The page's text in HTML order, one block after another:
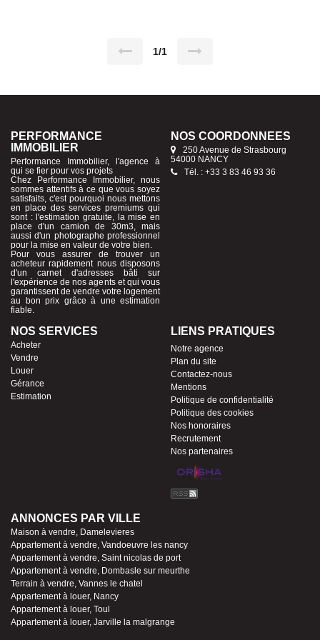
1/1
PERFORMANCE
IMMOBILIER
Performance Immobilier, l'agence à
qui se fier pour vos projets
Chez Performance Immobilier, nous
sommes attentifs à ce que vous soyez
satisfaits, c'est pourquoi nous mettons
en place des services premiums qui
sont : l'estimation gratuite, la mise en
place d'un camion de 30m3, mais
aussi d'un photographe professionnel
pour la mise en valeur de votre bien.
Pour vous assurer de trouver un
acheteur rapidement nous disposons
d'un carnet d'adresses bâti sur
l'expérience de nos agents et qui vous
garantissent de vendre votre logement
au bon prix grâce à une estimation
fiable.
NOS COORDONNÉES
250 Avenue de Strasbourg
54000 NANCY
Tél. : +33 3 83 46 93 36
NOS SERVICES
Acheter
Vendre
Louer
Gérance
Estimation
LIENS PRATIQUES
Notre agence
Plan du site
Contactez-nous
Mentions
Politique de confidentialité
Politique des cookies
Nos honoraires
Recrutement
Nos partenaires
ANNONCES PAR VILLE
Maison à vendre, Damelevieres
Appartement à vendre, Vandoeuvre les nancy
Appartement à vendre, Saint nicolas de port
Appartement à vendre, Dombasle sur meurthe
Terrain à vendre, Vannes le chatel
Appartement à louer, Nancy
Appartement à louer, Toul
Appartement à louer, Jarville la malgrange